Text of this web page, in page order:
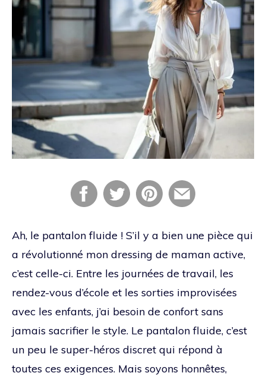
Ah, le pantalon fluide ! S’il y a bien une pièce qui
a révolutionné mon dressing de maman active,
c’est celle-ci. Entre les journées de travail, les
rendez-vous d’école et les sorties improvisées
avec les enfants, j’ai besoin de confort sans
jamais sacrifier le style. Le pantalon fluide, c’est
un peu le super-héros discret qui répond à
toutes ces exigences. Mais soyons honnêtes,